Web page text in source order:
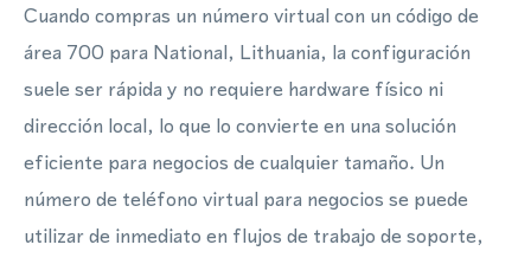
Cuando compras un número virtual con un código de
área 700 para National, Lithuania, la configuración
suele ser rápida y no requiere hardware físico ni
dirección local, lo que lo convierte en una solución
eficiente para negocios de cualquier tamaño. Un
número de teléfono virtual para negocios se puede
utilizar de inmediato en flujos de trabajo de soporte,